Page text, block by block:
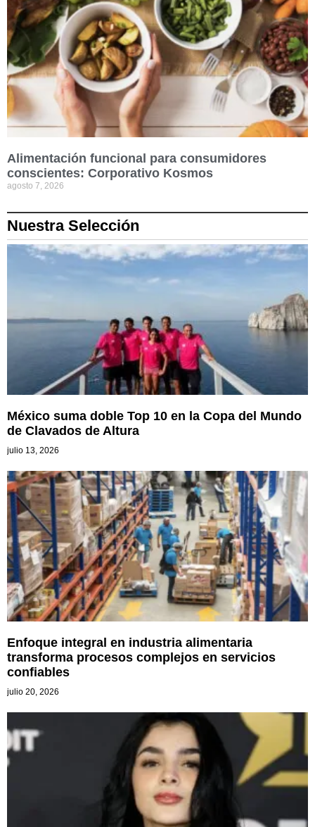
Alimentación funcional para consumidores
conscientes: Corporativo Kosmos
agosto 7, 2026
Nuestra Selección
México suma doble Top 10 en la Copa del Mundo
de Clavados de Altura
julio 13, 2026
Enfoque integral en industria alimentaria
transforma procesos complejos en servicios
confiables
julio 20, 2026